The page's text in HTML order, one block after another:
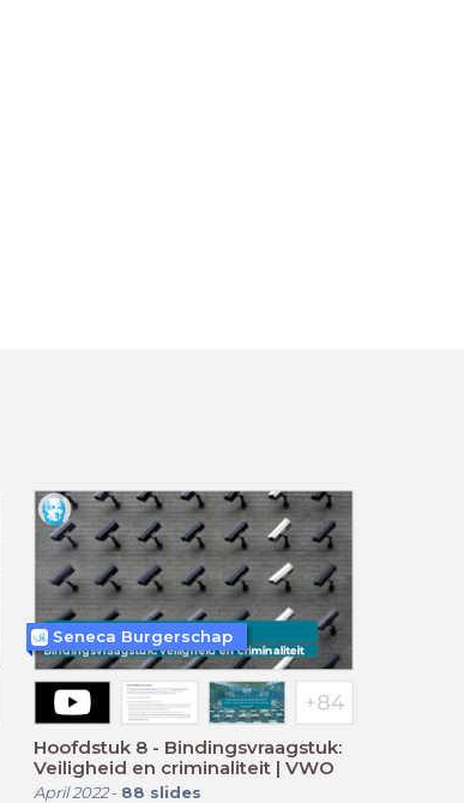
Hoofdstuk 8 - Bindingsvraagstuk:
Veiligheid en criminaliteit | VWO
April 2022- 88 slides
Seneca Burgerschap